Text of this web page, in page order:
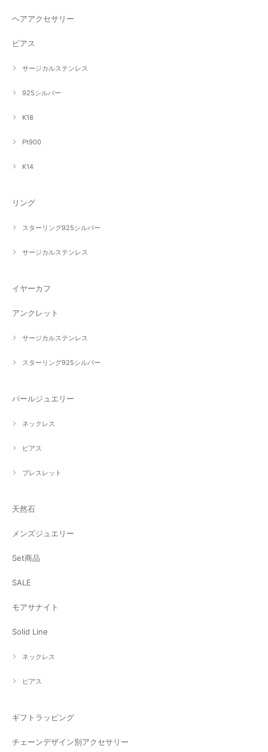
ヘアアクセサリー
ピアス
サージカルステンレス
925シルバー
K18
Pt900
K14
リング
スターリング925シルバー
サージカルステンレス
イヤーカフ
アンクレット
サージカルステンレス
スターリング925シルバー
パールジュエリー
ネックレス
ピアス
ブレスレット
天然石
メンズジュエリー
Set商品
SALE
モアサナイト
Solid Line
ネックレス
ピアス
ギフトラッピング
チェーンデザイン別アクセサリー